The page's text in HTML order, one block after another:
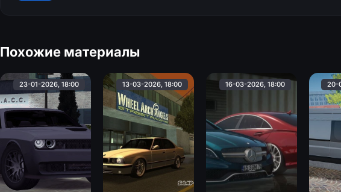
Похожие материалы
23-01-2026, 18:00 13-03-2026, 18:00 16-03-2026, 18:00 20-